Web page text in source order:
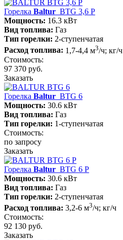
Горелка Baltur BTG 3,6 P
Мощность: 16.3 кВт
Вид топлива: Газ
Тип горелки: 2-ступенчатая
Расход топлива: 1,7-4,4 м3/ч; кг/ч
Стоимость:
97 370 руб.
Заказать
Горелка Baltur BTG 6
Мощность: 30.6 кВт
Вид топлива: Газ
Тип горелки: 1-ступенчатая
Стоимость:
по запросу
Заказать
Горелка Baltur BTG 6 P
Мощность: 30.6 кВт
Вид топлива: Газ
Тип горелки: 2-ступенчатая
Расход топлива: 3,2-6 м3/ч; кг/ч
Стоимость:
92 130 руб.
Заказать